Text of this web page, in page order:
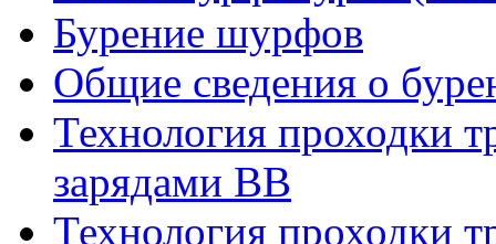
Бурение шурфов
Общие сведения о
Технология проходки
зарядами ВВ
Технология проходки